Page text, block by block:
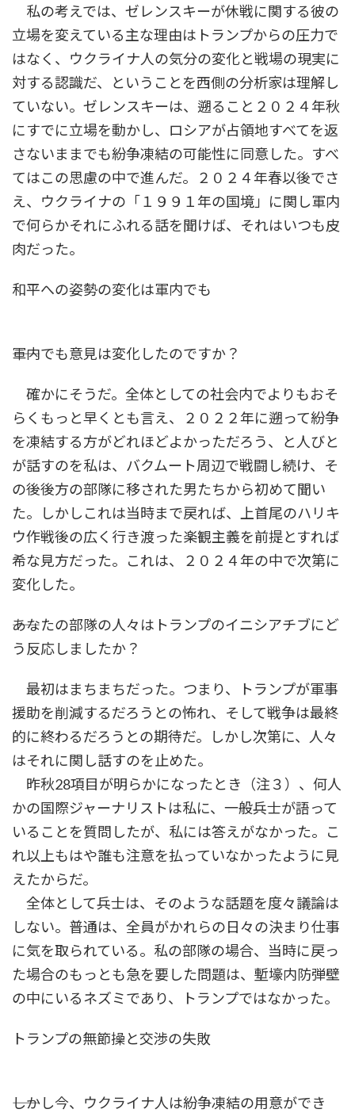
私の考えでは、ゼレンスキーが休戦に関する彼の
立場を変えている主な理由はトランプからの圧力で
はなく、ウクライナ人の気分の変化と戦場の現実に
対する認識だ、ということを西側の分析家は理解し
ていない。ゼレンスキーは、遡ること２０２４年秋
にすでに立場を動かし、ロシアが占領地すべてを返
さないままでも紛争凍結の可能性に同意した。すべ
てはこの思慮の中で進んだ。２０２４年春以後でさ
え、ウクライナの「１９９１年の国境」に関し軍内
で何らかそれにふれる話を聞けば、それはいつも皮
肉だった。
和平への姿勢の変化は軍内でも
――軍内でも意見は変化したのですか？
確かにそうだ。全体としての社会内でよりもおそ
らくもっと早くとも言え、２０２２年に遡って紛争
を凍結する方がどれほどよかっただろう、と人びと
が話すのを私は、バクムート周辺で戦闘し続け、そ
の後後方の部隊に移された男たちから初めて聞い
た。しかしこれは当時まで戻れば、上首尾のハリキ
ウ作戦後の広く行き渡った楽観主義を前提とすれば
希な見方だった。これは、２０２４年の中で次第に
変化した。
――あなたの部隊の人々はトランプのイニシアチブにど
う反応しましたか？
最初はまちまちだった。つまり、トランプが軍事
援助を削減するだろうとの怖れ、そして戦争は最終
的に終わるだろうとの期待だ。しかし次第に、人々
はそれに関し話すのを止めた。
昨秋28項目が明らかになったとき（注３）、何人
かの国際ジャーナリストは私に、一般兵士が語って
いることを質問したが、私には答えがなかった。こ
れ以上もはや誰も注意を払っていなかったように見
えたからだ。
全体として兵士は、そのような話題を度々議論は
しない。普通は、全員がかれらの日々の決まり仕事
に気を取られている。私の部隊の場合、当時に戻っ
た場合のもっとも急を要した問題は、塹壕内防弾壁
の中にいるネズミであり、トランプではなかった。
トランプの無節操と交渉の失敗
――しかし今、ウクライナ人は紛争凍結の用意ができ